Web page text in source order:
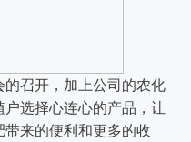
召开，加上公司 的农化
选择心连心的产品，让
来的便利和更多的收